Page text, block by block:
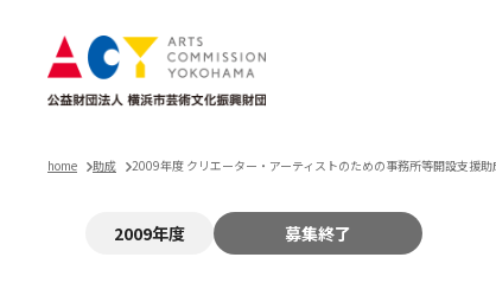
home 助成 2009年度 クリエーター・アーティストのための事務所等開設支援助
2009年度 募集終了